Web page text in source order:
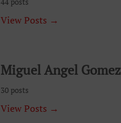
44 posts
View Posts →
Miguel Angel Gomez
30 posts
View Posts →